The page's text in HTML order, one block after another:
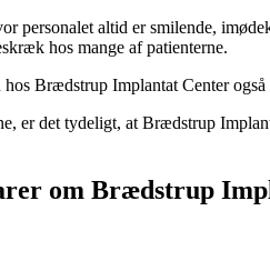
personalet altid er smilende,
hos mange af patienterne.
Brædstrup Implantat Center
er det tydeligt, at Brædstrup
om Brædstrup